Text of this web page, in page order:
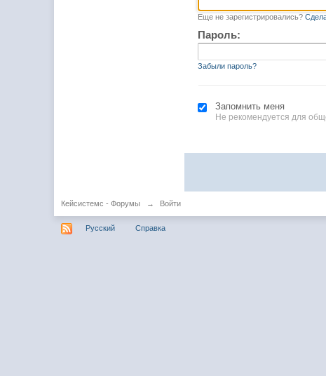
Еще не зарегистрировались?
Пароль:
Забыли пароль?
Запомнить меня
Не рекомендуется для
Кейсистемс - Форумы → Войти
Русский Справка